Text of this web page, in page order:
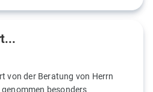
von der Beratung von Herrn
besonders